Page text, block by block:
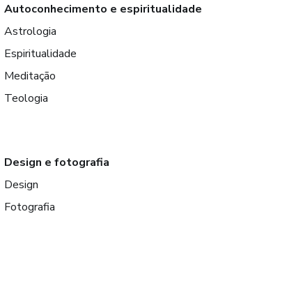
Autoconhecimento e espiritualidade
Astrologia
Espiritualidade
Meditação
Teologia
Design e fotografia
Design
Fotografia